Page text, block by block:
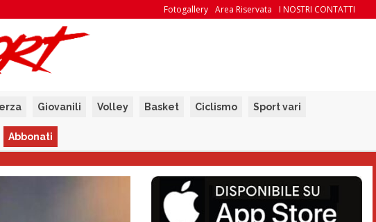
I NOSTRI CONTATTI
Area Riservata
Fotogallery
Giovanili Volley Basket Ciclismo Sport vari
Abbonati